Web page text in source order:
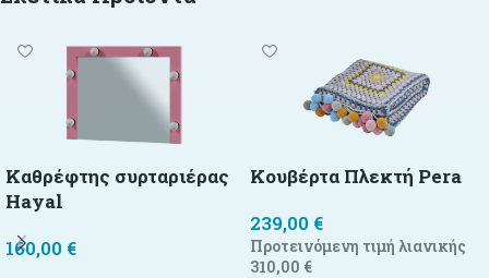
Καθρέφτης συρταριέρας
Hayal
160,00 €
Κουβέρτα Πλεκτή Pera
239,00 €
Προτεινόμενη τιμή λιανικής
310,00 €